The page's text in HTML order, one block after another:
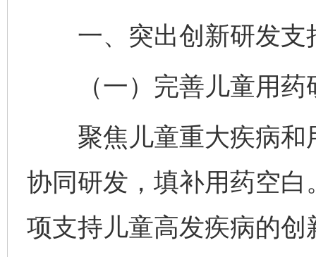
一、突出创新研发支
（一）完善儿童用药
聚焦儿童重大疾病和
协同研发，填补用药空
项支持儿童高发疾病的